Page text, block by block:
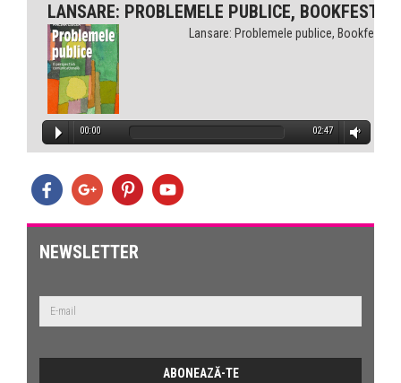
LANSARE: PROBLEMELE PUBLICE, BOOKFEST
Lansare: Problemele publice, Bookfest
00:00 02:47
NEWSLETTER